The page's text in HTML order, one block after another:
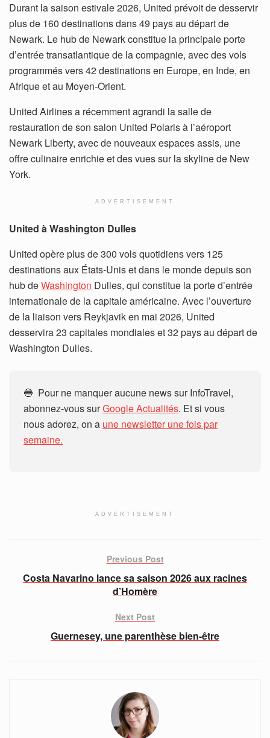
Durant la saison estivale 2026, United prévoit de desservir
plus de 160 destinations dans 49 pays au départ de
Newark. Le hub de Newark constitue la principale porte
d’entrée transatlantique de la compagnie, avec des vols
programmés vers 42 destinations en Europe, en Inde, en
Afrique et au Moyen-Orient.
United Airlines a récemment agrandi la salle de
restauration de son salon United Polaris à l’aéroport
Newark Liberty, avec de nouveaux espaces assis, une
offre culinaire enrichie et des vues sur la skyline de New
York.
ADVERTISEMENT
United à Washington Dulles
United opère plus de 300 vols quotidiens vers 125
destinations aux États-Unis et dans le monde depuis son
hub deWashington Dulles, qui constitue la porte d’entrée
internationale de la capitale américaine. Avec l’ouverture
de la liaison vers Reykjavik en mai 2026, United
desservira 23 capitales mondiales et 32 pays au départ de
Washington Dulles.
🔵 Pour ne manquer aucune news sur InfoTravel,
abonnez-vous surGoogle Actualités. Et si vous
nous adorez, on a une newsletter une fois par
semaine.
ADVERTISEMENT
Previous Post
Costa Navarino lance sa saison 2026 aux racines
d’Homère
Next Post
Guernesey, une parenthèse bien-être